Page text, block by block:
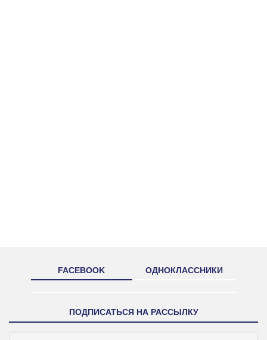
FACEBOOK ОДНОКЛАССНИКИ
ПОДПИСАТЬСЯ НА РАССЫЛКУ